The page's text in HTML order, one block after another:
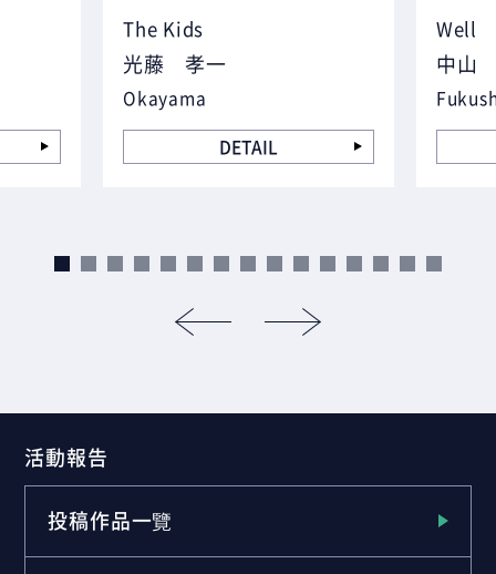
The Kids
光藤 孝一
Okayama
DETAIL
Well
中山
活動報告
投稿作品一覽